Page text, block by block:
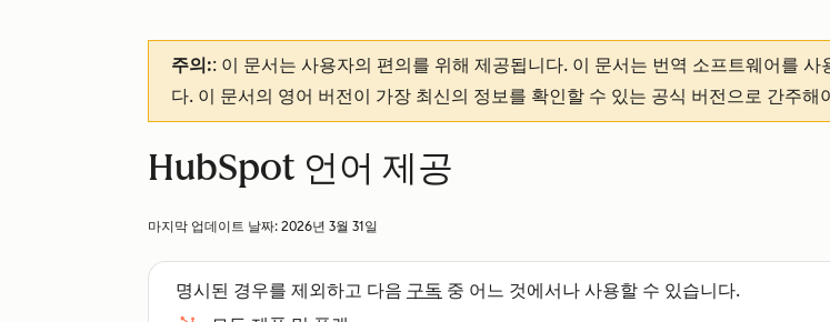
주의:: 이 문서는 사용자의 편의를 위해 제공됩니다. 이 문서는 번역 소프트웨어를
다. 이 문서의 영어 버전이 가장 최신의 정보를 확인할 수 있는 공식 버전으로 간주해
HubSpot 언어 제공
마지막 업데이트 날짜: 2026년 3월 31일
명시된 경우를 제외하고 다음 구독 중 어느 것에서나 사용할 수 있습니다.